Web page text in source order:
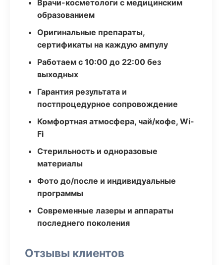
Врачи-косметологи с медицинским
образованием
Оригинальные препараты,
сертификаты на каждую ампулу
Работаем с 10:00 до 22:00 без
выходных
Гарантия результата и
постпроцедурное сопровождение
Комфортная атмосфера, чай/кофе, Wi-
Fi
Стерильность и одноразовые
материалы
Фото до/после и индивидуальные
программы
Современные лазеры и аппараты
последнего поколения
Отзывы клиентов